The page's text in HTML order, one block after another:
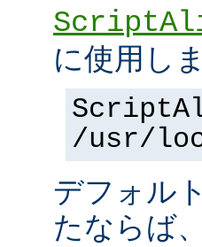
に使用し
/usr/
デフォル
たならば